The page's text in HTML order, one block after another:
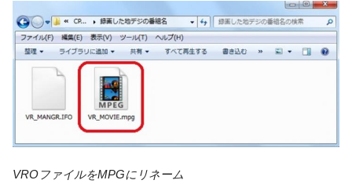
VROファイルをMPGにリネーム